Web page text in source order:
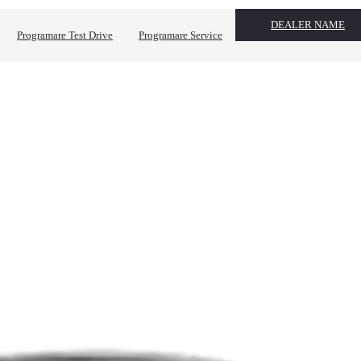
Programare Test Drive Programare Service
DEALER NAME